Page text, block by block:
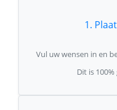
1.
Vul uw wensen in en
Dit is